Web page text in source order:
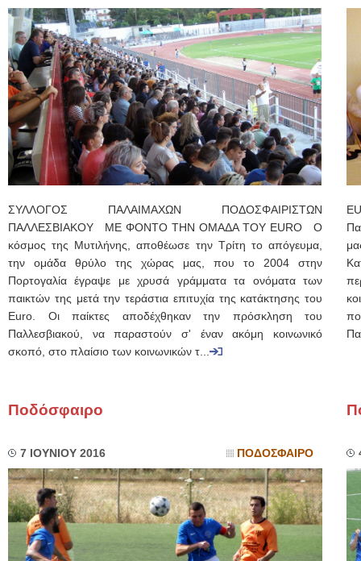
ΣΥΛΛΟΓΟΣ ΠΑΛΑΙΜΑΧΩΝ ΠΟΔΟΣΦΑΙΡΙΣΤΩΝ
ΠΑΛΛΕΣΒΙΑΚΟΥ ΜΕ ΦΟΝΤΟ ΤΗΝ ΟΜΑΔΑ ΤΟΥ EURO Ο
κόσμος της Μυτιλήνης, αποθέωσε την Τρίτη το απόγευμα,
την ομάδα θρύλο της χώρας μας, που το 2004 στην
Πορτογαλία έγραψε με χρυσά γράμματα τα ονόματα των
παικτών της μετά την τεράστια επιτυχία της κατάκτησης του
Euro. Οι παίκτες αποδέχθηκαν την πρόσκληση του
Παλλεσβιακού, να παραστούν σ' έναν ακόμη κοινωνικό
σκοπό, στο πλαίσιο των κοινωνικών τ...
Ποδόσφαιρο
7 ΙΟΥΝΙΟΥ 2016 ΠΟΔΟΣΦΑΙΡΟ